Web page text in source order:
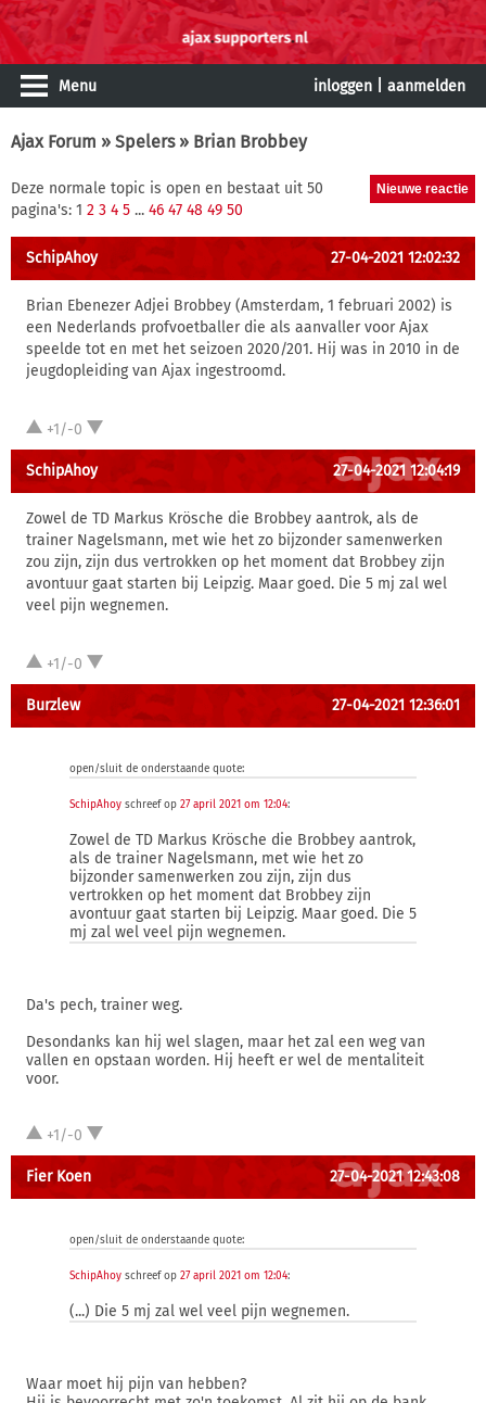
Menu inloggen aanmelden
Ajax Forum » Spelers» Brian Brobbey
Deze normale topic is open en bestaat uit 50
pagina's: 1 2 3 4 5 ... 46 47 48 49 50
SchipAhoy 27-04-2021 12:02:32
Brian Ebenezer Adjei Brobbey (Amsterdam, 1 februari 2002) is
een Nederlands profvoetballer die als aanvaller voor Ajax
speelde tot en met het seizoen 2020/201. Hij was in 2010 in de
jeugdopleiding van Ajax ingestroomd.
+1/-0
SchipAhoy 27-04-2021 12:04:19
Zowel de TD Markus Krösche die Brobbey aantrok, als de
trainer Nagelsmann, met wie het zo bijzonder samenwerken
zou zijn, zijn dus vertrokken op het moment dat Brobbey zijn
avontuur gaat starten bij Leipzig. Maar goed. Die 5 mj zal wel
veel pijn wegnemen.
+1/-0
Burzlew 27-04-2021 12:36:01
open/sluit de onderstaande quote:
SchipAhoy schreef op 27 april 2021 om 12:04:
Zowel de TD Markus Krösche die Brobbey aantrok,
als de trainer Nagelsmann, met wie het zo
bijzonder samenwerken zou zijn, zijn dus
vertrokken op het moment dat Brobbey zijn
avontuur gaat starten bij Leipzig. Maar goed. Die 5
mj zal wel veel pijn wegnemen.
Da's pech, trainer weg.
Desondanks kan hij wel slagen, maar het zal een weg van
vallen en opstaan worden. Hij heeft er wel de mentaliteit
voor.
+1/-0
Fier Koen 27-04-2021 12:43:08
open/sluit de onderstaande quote:
SchipAhoy schreef op 27 april 2021 om 12:04:
(...) Die 5 mj zal wel veel pijn wegnemen.
Waar moet hij pijn van hebben?